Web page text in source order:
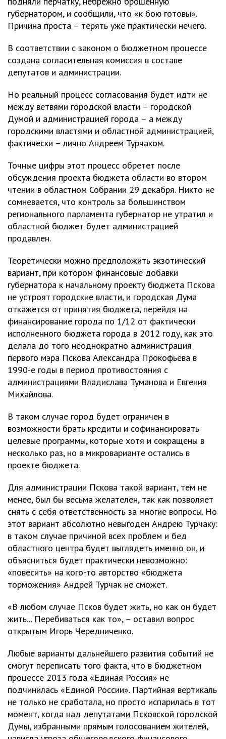
губернатором, и сообщили, что «к бою готовы».
Причина проста – терять уже практически нечего.
В соответствии с законом о бюджетном процессе
создана согласительная комиссия в составе
депутатов и администрации.
Но реальный процесс согласования будет идти не
между ветвями городской власти – городской
Думой и администрацией города – а между
городскими властями и областной администрацией,
фактически – лично Андреем Турчаком.
Точные цифры этот процесс обретет после
обсуждения проекта бюджета области во втором
чтении в областном Собрании 29 декабря. Никто не
сомневается, что контроль за большинством
регионального парламента губернатор не утратил и
областной бюджет будет администрацией
продавлен.
Теоретически можно предположить экзотический
вариант, при котором финансовые добавки
губернатора к начальному проекту бюджета Пскова
не устроят городские власти, и городская Дума
откажется от принятия бюджета, перейдя на
финансирование города по 1/12 от фактически
исполненного бюджета города в 2012 году, как это
делала до того неоднократно администрация
первого мэра Пскова Александра Прокофьева в
1990-е годы в период противостояния с
администрациями Владислава Туманова и Евгения
Михайлова.
В таком случае город будет ограничен в
возможности брать кредиты и софинансировать
целевые программы, которые хотя и сокращены в
несколько раз, но в микроварианте остались в
проекте бюджета.
Для администрации Пскова такой вариант, тем не
менее, был бы весьма желателен, так как позволяет
снять с себя ответственность за многие вопросы. Но
этот вариант абсолютно невыгоден Андрею Турчаку:
в таком случае причиной всех проблем и бед
областного центра будет выглядеть именно он, и
объясниться будет практически невозможно:
«повесить» на кого-то авторство «бюджета
торможения» Андрей Турчак не сможет.
«В любом случае Псков будет жить, но как он будет
жить... Перебиваться как то», – оставил вопрос
открытым Игорь Чередниченко.
Любые варианты дальнейшего развития событий не
смогут переписать того факта, что в бюджетном
процессе 2013 года «Единая Россия» не
подчинилась «Единой России». Партийная вертикаль
не только не сработала, но просто испарилась в тот
момент, когда над депутатами Псковской городской
Думы, избранными прямым голосованием жителей,